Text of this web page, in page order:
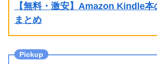
【無料・激安】Amazon Kindle本
まとめ